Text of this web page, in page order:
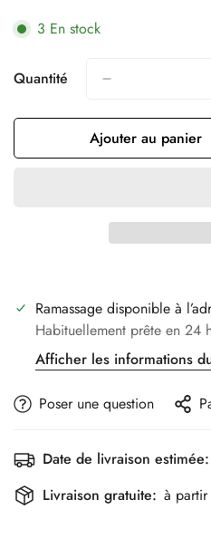
3 En stock
Quantité
Ajouter au panier
Ramassage disponible à
Habituellement prête en 24
Afficher les informations
Poser une question
Date de livraison estimée:
Livraison gratuite: à